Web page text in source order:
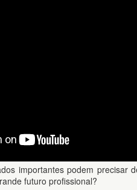
importantes podem
futuro profissional?